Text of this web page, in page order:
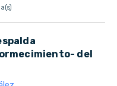
del